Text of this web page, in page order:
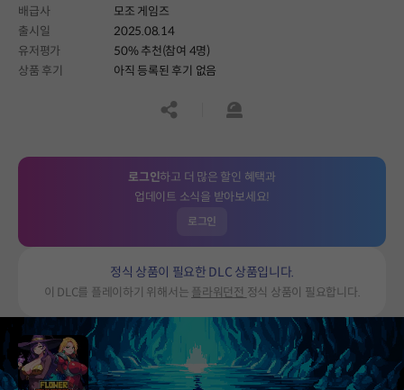
배급사
모조 게임즈
출시일
2025.08.14
유저평가
50% 추천(참여 4명)
상품 후기
아직 등록된 후기 없음
공유하기신고하기
로그인하고 더 많은 할인 혜택과
업데이트 소식을 받아보세요!
로그인
정식 상품이 필요한 DLC 상품입니다.
이 DLC를 플레이하기 위해서는 플라워던전 정식 상품이 필요합니다.